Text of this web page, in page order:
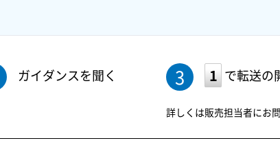
ガイダンスを聞く 3 で転送の
詳しくは販売担当者にお